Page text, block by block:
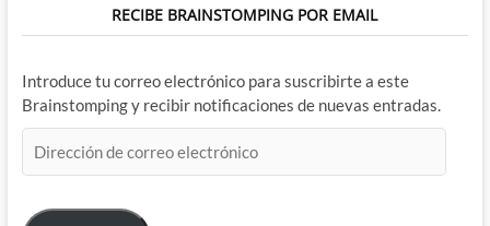
RECIBE BRAINSTOMPING POR EMAIL
Introduce tu correo electrónico para suscribirte a este
Brainstomping y recibir notificaciones de nuevas entradas.
de
electrónico